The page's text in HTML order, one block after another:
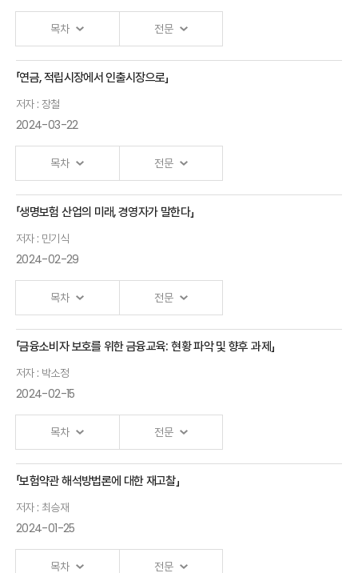
제조업종설문조사를중심으로-
김혜성 국제손해사정고문,
경영학박사
SME
Risks -
Big Data
분석을
방안
최용민
뮌핸재보험
목차 전문
초고령사회
류건식 RMI
보험경영연구소
연구위원
보장 현황과
과제
「연금, 적립시장에서 인출시장으로」
저자 : 장철
2024-03-22
목차 전문
연금,
노팅험대학교 교수
「생명보험 산업의 미래, 경영자가 말한다」
저자 : 민기식
2024-02-29
목차 전문
생명보험
경영자가
말한다
민기식
「금융소비자 보호를 위한 금융교육: 현황 파악 및 향후 과제」
저자 : 박소정
2024-02-15
목차 전문
디지털 금융의
박소정 서울대학교
「보험약관 해석방법론에 대한 재고찰」
저자 : 최승재
2024-01-25
목차 전문